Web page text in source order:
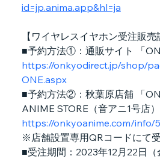
id=jp.anima.app&hl=ja
【ワイヤレスイヤホン受注販売
■予約方法①：通販サイト 「
https://onkyodirect.jp/shop/
ONE.aspx
■予約方法②：秋葉原店舗 「
ANIME STORE（音アニ1号店）
https://onkyoanime.com/info/
※店舗設置専用QRコードにて
■受注期間：2023年12月22日